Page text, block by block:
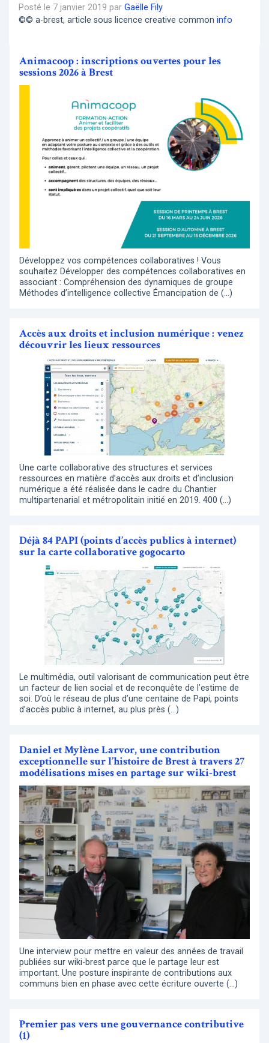
Posté le 7 janvier 2019 par Gaëlle Fily
©© a-brest, article sous licence creative common info
Animacoop : inscriptions ouvertes pour les
sessions 2026 à Brest
Développez vos compétences collaboratives ! Vous
souhaitez Développer des compétences collaboratives en
associant : Compréhension des dynamiques de groupe
Méthodes d’intelligence collective Émancipation de (…)
Accès aux droits et inclusion numérique : venez
découvrir les lieux ressources
Une carte collaborative des structures et services
ressources en matière d’accès aux droits et d’inclusion
numérique a été réalisée dans le cadre du Chantier
multipartenarial et métropolitain initié en 2019. 400 (…)
Déjà 84 PAPI (points d’accès publics à internet)
sur la carte collaborative gogocarto
Le multimédia, outil valorisant de communication peut être
un facteur de lien social et de reconquête de l’estime de
soi. D’où le réseau de plus d’une centaine de Papi, points
d’accès public à internet, au plus près (…)
Daniel et Mylène Larvor, une contribution
exceptionnelle sur l’histoire de Brest à travers 27
modélisations mises en partage sur wiki-brest
Une interview pour mettre en valeur des années de travail
publiées sur wiki-brest parce que le partage leur est
important. Une posture inspirante de contributions aux
communs bien en phase avec cette écriture ouverte (…)
Premier pas vers une gouvernance contributive
(1)